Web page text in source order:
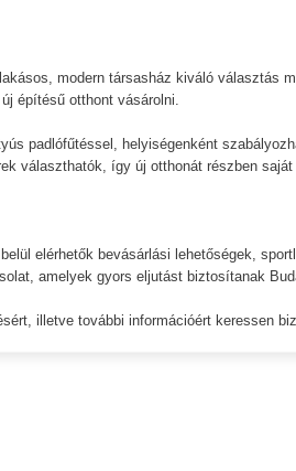
modern társasház kiváló választás
építésű otthont vásárolni.
padlófűtéssel, helyiségenként
választhatók, így új otthonát részben saját
elérhetők bevásárlási lehetőségek,
amelyek gyors eljutást biztosítanak
illetve további információért keressen